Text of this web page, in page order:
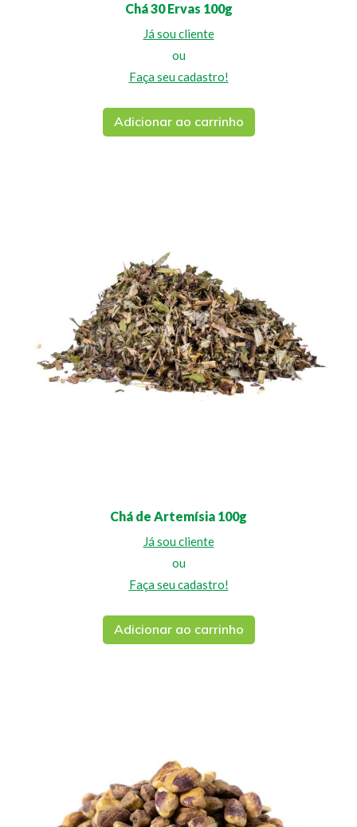
Chá 30 Ervas 100g
Já sou cliente
ou
Faça seu cadastro!
Adicionar ao carrinho
Chá de Artemísia 100g
Já sou cliente
ou
Faça seu cadastro!
Adicionar ao carrinho